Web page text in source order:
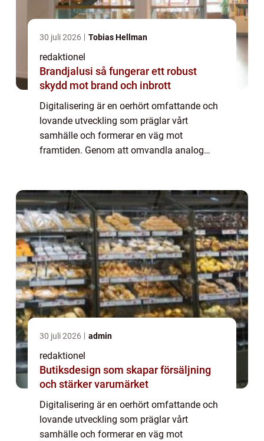
30 juli 2026 Tobias Hellman
redaktionel
Brandjalusi så fungerar ett robust
skydd mot brand och inbrott
Digitalisering är en oerhört omfattande och
lovande utveckling som präglar vårt
samhälle och formerar en väg mot
framtiden. Genom att omvandla analog
interagerar med varan...
30 juli 2026 admin
redaktionel
Butiksdesign som skapar försäljning
och stärker varumärket
Digitalisering är en oerhört omfattande och
lovande utveckling som präglar vårt
samhälle och formerar en väg mot